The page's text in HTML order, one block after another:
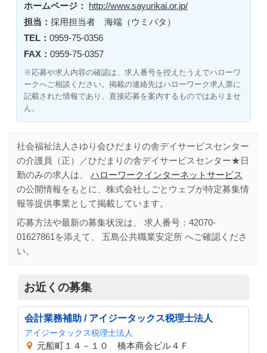
ホームページ：
http://www.sayurikai.or.jp/
担当： 採用担当者 海端（ウミバタ）
TEL： 0959-75-0356
FAX： 0959-75-0357
※応募や求人内容の確認は、求人番号を控えたうえでハローワ
ークへご相談ください。掲載の連絡先はハローワーク求人票に
記載された情報であり、直接応募を案内するものではありませ
ん。
社会福祉法人さゆり会ひだまりの舎デイサービスセンター
の介護員（正）／ひだまりの舎デイサービスセンター★日
勤のみの求人は、 ハローワークインターネットサービス
の公開情報をもとに、株式会社しごとウェブが特定募集情
報等提供事業として掲載しています。
応募方法や最新の募集状況は、 求人番号： 42070-
01627861 を添えて、 五島公共職業安定所 へご確認くださ
い。
お近くの募集
会計業務補助 / アイジータックス税理士法人
アイジータックス税理士法人
元船町１４－１０ 橋本商会ビル４Ｆ